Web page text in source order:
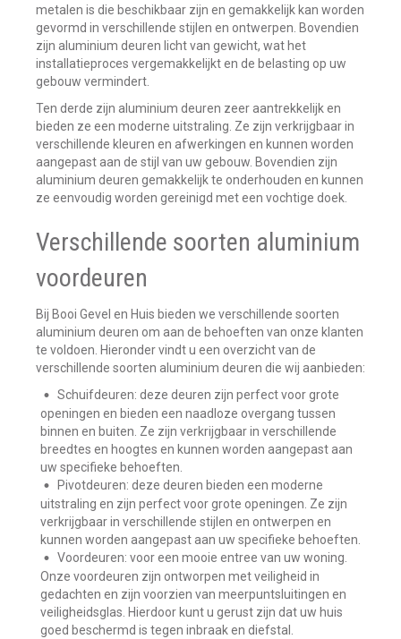
metalen is die beschikbaar zijn en gemakkelijk kan worden
gevormd in verschillende stijlen en ontwerpen. Bovendien
zijn aluminium deuren licht van gewicht, wat het
installatieproces vergemakkelijkt en de belasting op uw
gebouw vermindert.
Ten derde zijn aluminium deuren zeer aantrekkelijk en
bieden ze een moderne uitstraling. Ze zijn verkrijgbaar in
verschillende kleuren en afwerkingen en kunnen worden
aangepast aan de stijl van uw gebouw. Bovendien zijn
aluminium deuren gemakkelijk te onderhouden en kunnen
ze eenvoudig worden gereinigd met een vochtige doek.
Verschillende soorten aluminium
voordeuren
Bij Booi Gevel en Huis bieden we verschillende soorten
aluminium deuren om aan de behoeften van onze klanten
te voldoen. Hieronder vindt u een overzicht van de
verschillende soorten aluminium deuren die wij aanbieden:
Schuifdeuren: deze deuren zijn perfect voor grote
openingen en bieden een naadloze overgang tussen
binnen en buiten. Ze zijn verkrijgbaar in verschillende
breedtes en hoogtes en kunnen worden aangepast aan
uw specifieke behoeften.
Pivotdeuren: deze deuren bieden een moderne
uitstraling en zijn perfect voor grote openingen. Ze zijn
verkrijgbaar in verschillende stijlen en ontwerpen en
kunnen worden aangepast aan uw specifieke behoeften.
Voordeuren: voor een mooie entree van uw woning.
Onze voordeuren zijn ontworpen met veiligheid in
gedachten en zijn voorzien van meerpuntsluitingen en
veiligheidsglas. Hierdoor kunt u gerust zijn dat uw huis
goed beschermd is tegen inbraak en diefstal.